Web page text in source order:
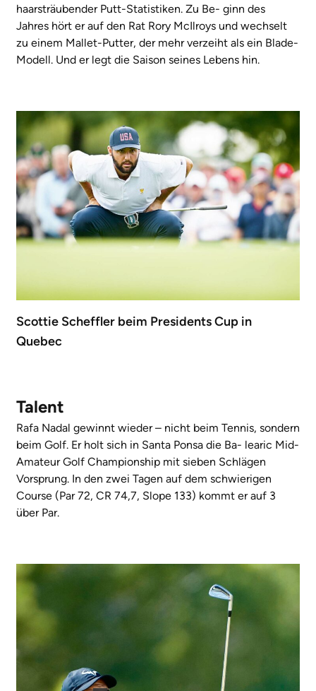
haarsträubender Putt-Statistiken. Zu Be- ginn des
Jahres hört er auf den Rat Rory McIlroys und wechselt
zu einem Mallet-Putter, der mehr verzeiht als ein Blade-
Modell. Und er legt die Saison seines Lebens hin.
Scottie Scheffler beim Presidents Cup in
Quebec
Talent
Rafa Nadal gewinnt wieder – nicht beim Tennis, sondern
beim Golf. Er holt sich in Santa Ponsa die Ba- learic Mid-
Amateur Golf Championship mit sieben Schlägen
Vorsprung. In den zwei Tagen auf dem schwierigen
Course (Par 72, CR 74,7, Slope 133) kommt er auf 3
über Par.